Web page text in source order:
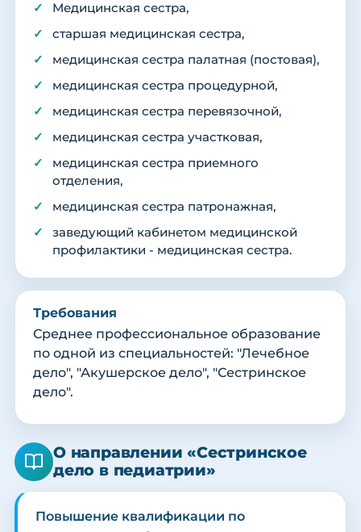
Медицинская сестра,
старшая медицинская сестра,
медицинская сестра палатная (постовая),
медицинская сестра процедурной,
медицинская сестра перевязочной,
медицинская сестра участковая,
медицинская сестра приемного
отделения,
медицинская сестра патронажная,
заведующий кабинетом медицинской
профилактики - медицинская сестра.
Требования
Среднее профессиональное образование
по одной из специальностей: "Лечебное
дело", "Акушерское дело", "Сестринское
дело".
О направлении «Сестринское
дело в педиатрии»
Повышение квалификации по